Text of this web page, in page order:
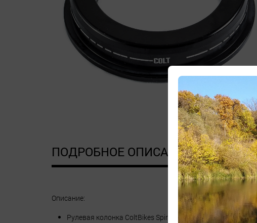
ПОДРОБНОЕ ОПИСАНИЕ
Описание:
Рулевая колонка ColtBikes Spirit нижняя часть.